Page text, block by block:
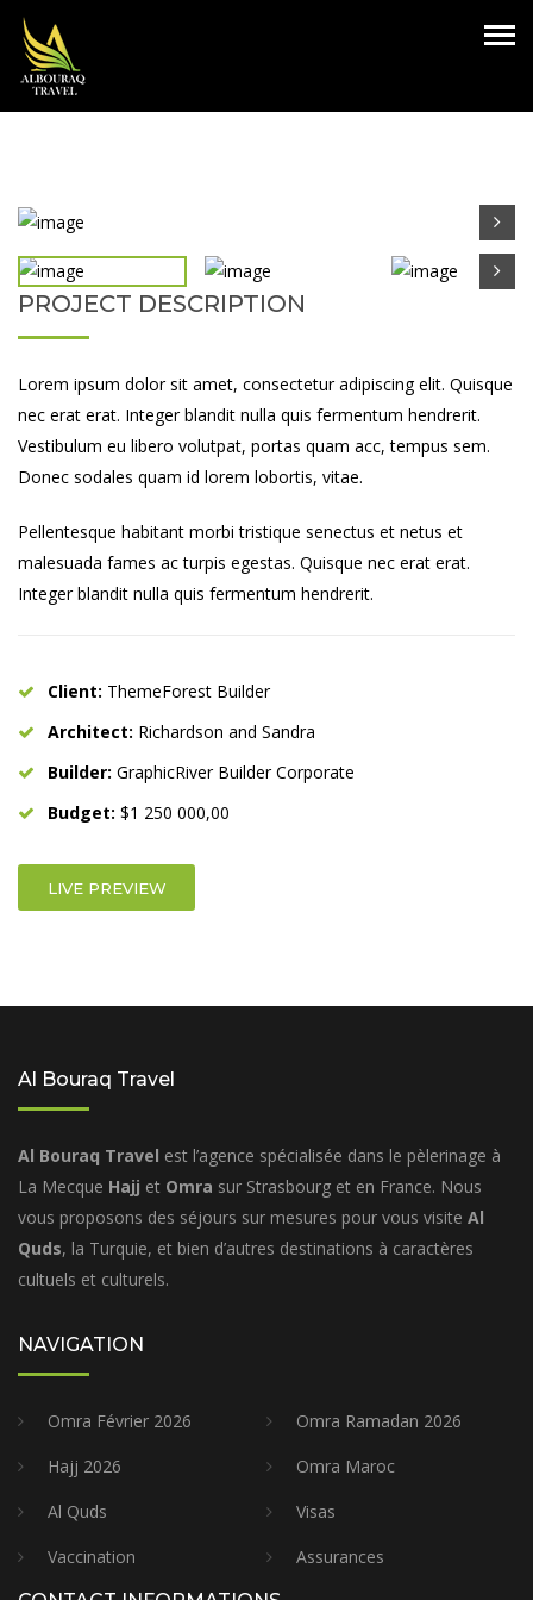
PROJECT DESCRIPTION
Lorem ipsum dolor sit amet, consectetur adipiscing elit. Quisque
nec erat erat. Integer blandit nulla quis fermentum hendrerit.
Vestibulum eu libero volutpat, portas quam acc, tempus sem.
Donec sodales quam id lorem lobortis, vitae.
Pellentesque habitant morbi tristique senectus et netus et
malesuada fames ac turpis egestas. Quisque nec erat erat.
Integer blandit nulla quis fermentum hendrerit.
Client: ThemeForest Builder
Architect: Richardson and Sandra
Builder: GraphicRiver Builder Corporate
Budget: $1 250 000,00
LIVE PREVIEW
Al Bouraq Travel
Al Bouraq Travel est l’agence spécialisée dans le pèlerinage à
La Mecque Hajj et Omra sur Strasbourg et en France. Nous
vous proposons des séjours sur mesures pour vous visite Al
Quds, la Turquie, et bien d’autres destinations à caractères
cultuels et culturels.
NAVIGATION
Omra Février 2026
Omra Ramadan 2026
Hajj 2026
Omra Maroc
Al Quds
Visas
Vaccination
Assurances